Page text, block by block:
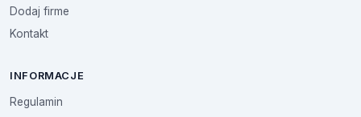
Dodaj firme
Kontakt
INFORMACJE
Regulamin